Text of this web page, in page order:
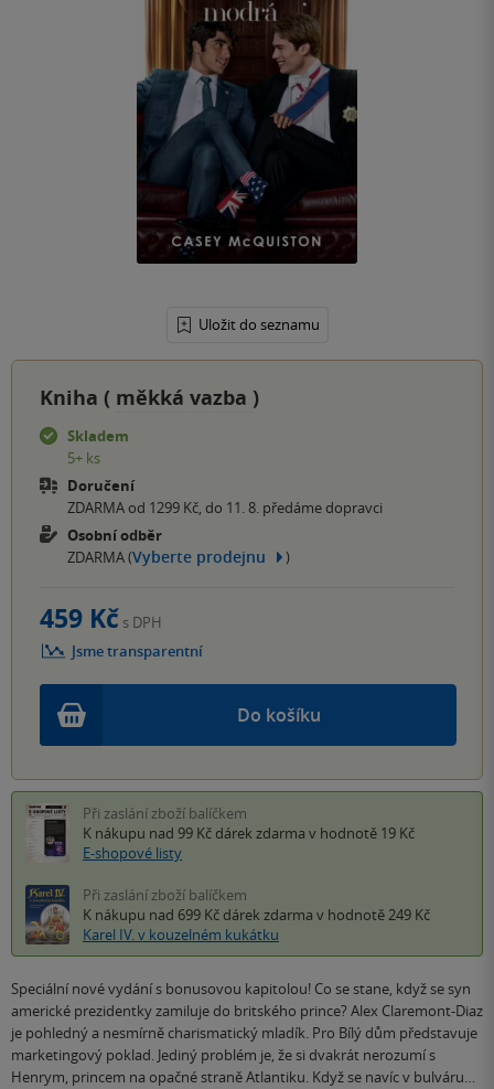
Uložit do seznamu
Kniha ( měkká vazba )
Skladem
5+ ks
Doručení
ZDARMA od 1299 Kč, do 11. 8. předáme dopravci
Osobní odběr
ZDARMA (Vyberte prodejnu )
Do košíku
459 Kč s DPH
Jsme transparentní
Při zaslání zboží balíčkem
K nákupu nad 99 Kč dárek zdarma v hodnotě 19 Kč
E-shopové listy
Při zaslání zboží balíčkem
K nákupu nad 699 Kč dárek zdarma v hodnotě 249 Kč
Karel IV. v kouzelném kukátku
Speciální nové vydání s bonusovou kapitolou! Co se stane, když se syn
americké prezidentky zamiluje do britského prince? Alex Claremont-Diaz
je pohledný a nesmírně charismatický mladík. Pro Bílý dům představuje
marketingový poklad. Jediný problém je, že si dvakrát nerozumí s
Henrym, princem na opačné straně Atlantiku. Když se navíc v bulváru…